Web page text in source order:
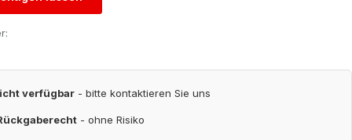
verfügbar - bitte kontaktieren Sie uns
- ohne Risiko